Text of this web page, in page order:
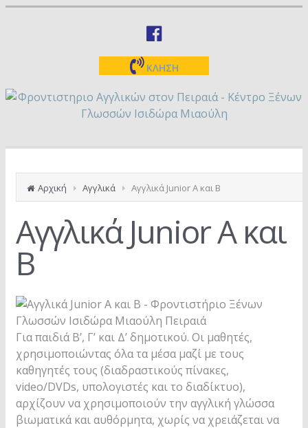
ΚΛΗΣΗ
Αρχική Αγγλικά Αγγλικά Junior A και Β
Αγγλικά Junior A και
Β
Για παιδιά Β’, Γ’ και Δ’ δημοτικού. Οι μαθητές,
χρησιμοποιώντας όλα τα μέσα μαζί με τους
καθηγητές τους (διαδραστικούς πίνακες,
video/DVDs, υπολογιστές και το διαδίκτυο),
αρχίζουν να χρησιμοποιούν την αγγλική γλώσσα
βιωματικά και αυθόρμητα, χωρίς να χρειάζεται να